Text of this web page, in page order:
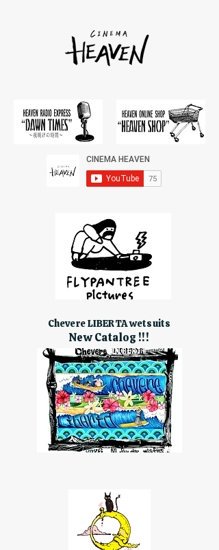
Chevere LIBERTA wetsuits
New Catalog !!!